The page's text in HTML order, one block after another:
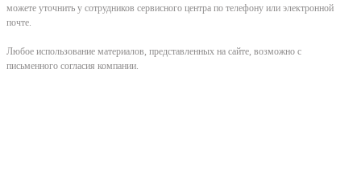
можете уточнить у сотрудников сервисного центра по телефону или электронной
почте.
Любое использование материалов, представленных на сайте, возможно с
письменного согласия компании.